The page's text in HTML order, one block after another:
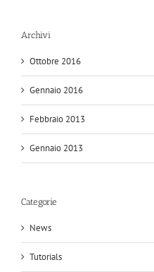
Archivi
Ottobre 2016
Gennaio 2016
Febbraio 2013
Gennaio 2013
Categorie
News
Tutorials